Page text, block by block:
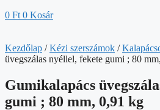
0 Ft 0 Kosár
Kezdőlap /Kézi szerszámok /
üvegszálas nyéllel, fekete gumi ; 80
Gumikalapács
gumi ; 80 mm, 0,91 kg